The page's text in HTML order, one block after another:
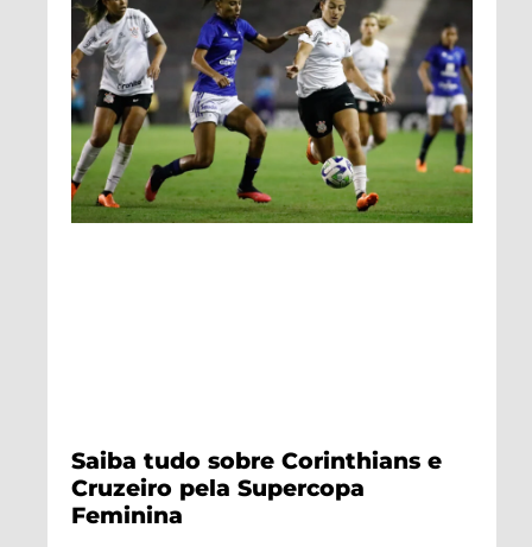
Saiba tudo sobre Corinthians e
Cruzeiro pela Supercopa
Feminina